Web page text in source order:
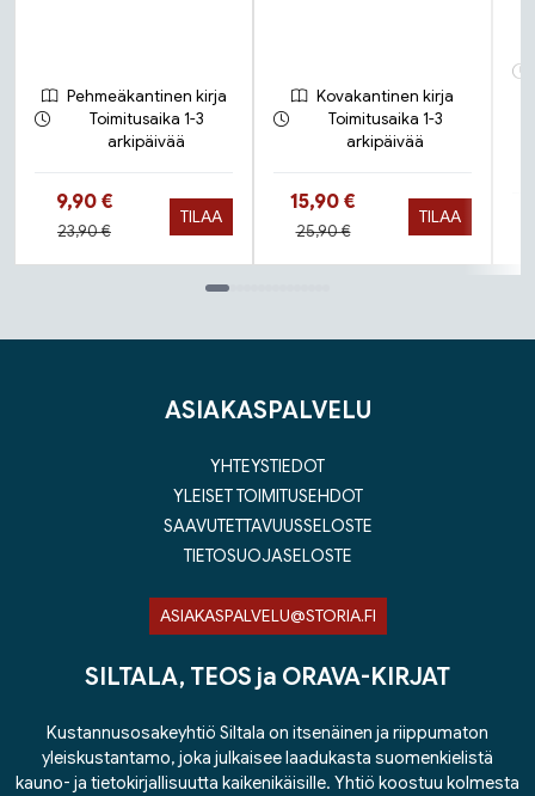
Pehmeäkantinen kirja
Toimitusaika 1-3
arkipäivää
Hinta nyt
9,90 €
Hinta aiemmin
23,90 €
TILAA
Kovakantinen kirja
Toimitusaika 1-3
arkipäivää
Hinta nyt
15,90 €
Hinta aiemmin
25,90 €
TILAA
ASIAKASPALVELU
YHTEYSTIEDOT
YLEISET TOIMITUSEHDOT
SAAVUTETTAVUUSSELOSTE
TIETOSUOJASELOSTE
ASIAKASPALVELU@STORIA.FI
SILTALA, TEOS ja ORAVA-KIRJAT
Kustannusosakeyhtiö Siltala on itsenäinen ja riippumaton
yleiskustantamo, joka julkaisee laadukasta suomenkielistä
kauno- ja tietokirjallisuutta kaikenikäisille. Yhtiö koostuu kolmesta